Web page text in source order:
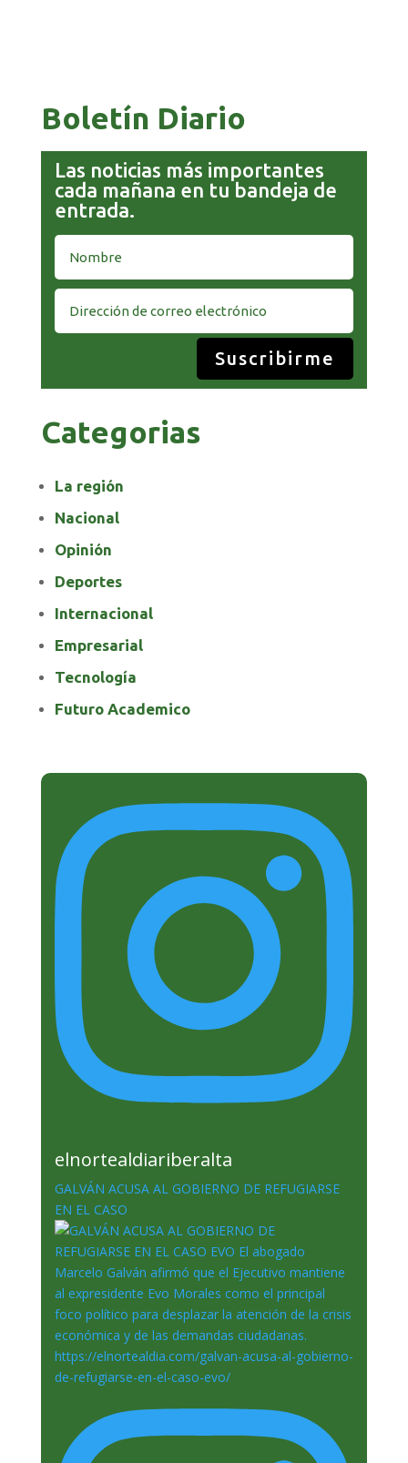
Boletín Diario
Las noticias más importantes
cada mañana en tu bandeja de
entrada.
Suscribirme
Categorias
La región
Nacional
Opinión
Deportes
Internacional
Empresarial
Tecnología
Futuro Academico
elnortealdiariberalta
GALVÁN ACUSA AL GOBIERNO DE REFUGIARSE
EN EL CASO